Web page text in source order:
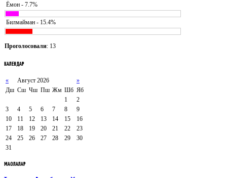
Ёмон - 7.7%
Билмайман - 15.4%
Проголосовали: 13
КАЛЕНДАР
« Август 2026
»
Дш Сш Чш Пш Жм Шб Яб
1
2
3
4 5 6 7 8
9
10
11 12 13 14 15
16
17
18 19 20 21 22
23
24
25 26 27 28 29
30
31
МАҚОЛАЛАР